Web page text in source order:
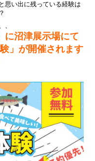
思い出に残っている経験は
、
に沼津展示場にて
」が開催されます